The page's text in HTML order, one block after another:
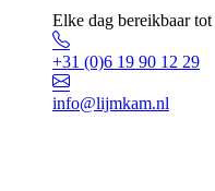
Elke dag bereikbaar
+31 (0)6 19 90 12 29
info@lijmkam.nl